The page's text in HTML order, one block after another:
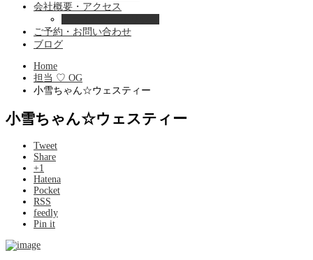
会社概要・アクセス
ご予約・お問い合わせ
ブログ
Home
担当 ♡ OG
小雪ちゃん☆ウェスティー
小雪ちゃん☆ウェスティー
Tweet
Share
+1
Hatena
Pocket
RSS
feedly
Pin it